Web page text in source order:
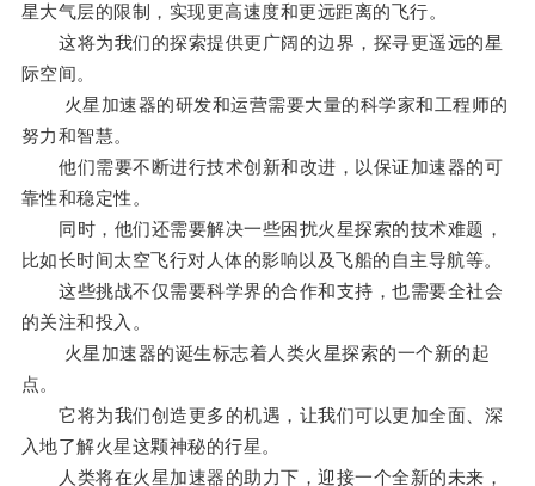
星大气层的限制，实现更高速度和更远距离的飞行。
这将为我们的探索提供更广阔的边界，探寻更遥远的星
际空间。
火星加速器的研发和运营需要大量的科学家和工程师的
努力和智慧。
他们需要不断进行技术创新和改进，以保证加速器的可
靠性和稳定性。
同时，他们还需要解决一些困扰火星探索的技术难题，
比如长时间太空飞行对人体的影响以及飞船的自主导航等。
这些挑战不仅需要科学界的合作和支持，也需要全社会
的关注和投入。
火星加速器的诞生标志着人类火星探索的一个新的起
点。
它将为我们创造更多的机遇，让我们可以更加全面、深
入地了解火星这颗神秘的行星。
人类将在火星加速器的助力下，迎接一个全新的未来，